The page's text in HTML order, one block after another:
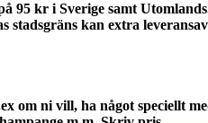
95 kr i Sverige samt
stadsgräns kan extra
om ni vill, ha något speciellt